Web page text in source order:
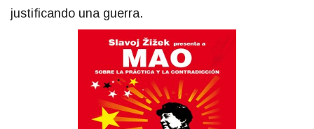
justificando una guerra.